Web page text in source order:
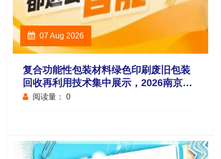
07 Aug 2026
复合功能性包装材料绿色印刷废旧包装
回收再利用技术集中展示，2026南京秋
糖9号馆循环经济
阅读量： 0